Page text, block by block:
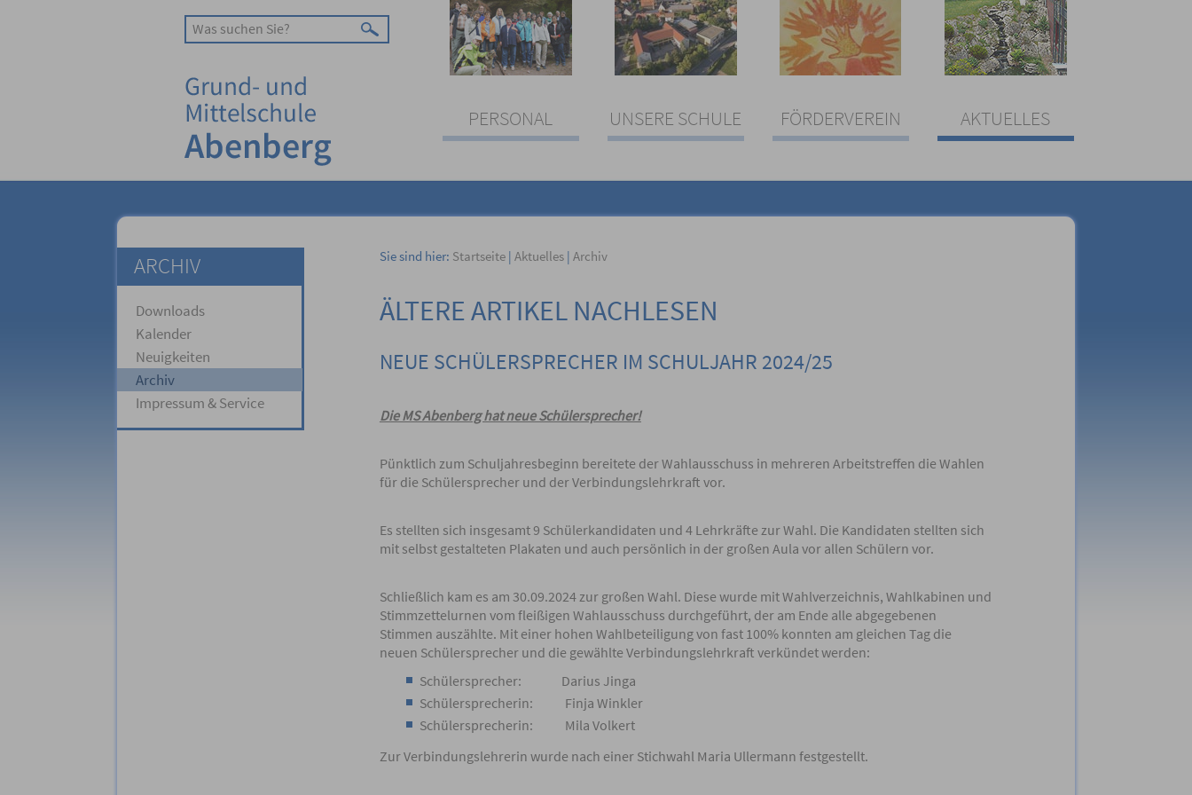
PERSONAL UNSERE SCHULE FÖRDERVEREIN AKTUELLES
ARCHIV
Downloads
Kalender
Neuigkeiten
Archiv
Impressum & Service
Sie sind hier: Startseite| Aktuelles| Archiv
ÄLTERE ARTIKEL NACHLESEN
NEUE SCHÜLERSPRECHER IM SCHULJAHR 2024/25
Die MS Abenberg hat neue Schülersprecher!
Pünktlich zum Schuljahresbeginn bereitete der Wahlausschuss in mehreren Arbeitstreffen die Wahlen
für die Schülersprecher und der Verbindungslehrkraft vor.
Es stellten sich insgesamt 9 Schülerkandidaten und 4 Lehrkräfte zur Wahl. Die Kandidaten stellten sich
mit selbst gestalteten Plakaten und auch persönlich in der großen Aula vor allen Schülern vor.
Schließlich kam es am 30.09.2024 zur großen Wahl. Diese wurde mit Wahlverzeichnis, Wahlkabinen und
Stimmzettelurnen vom fleißigen Wahlausschuss durchgeführt, der am Ende alle abgegebenen
Stimmen auszählte. Mit einer hohen Wahlbeteiligung von fast 100% konnten am gleichen Tag die
neuen Schülersprecher und die gewählte Verbindungslehrkraft verkündet werden:
Schülersprecher: Darius Jinga
Schülersprecherin: Finja Winkler
Schülersprecherin: Mila Volkert
Zur Verbindungslehrerin wurde nach einer Stichwahl Maria Ullermann festgestellt.